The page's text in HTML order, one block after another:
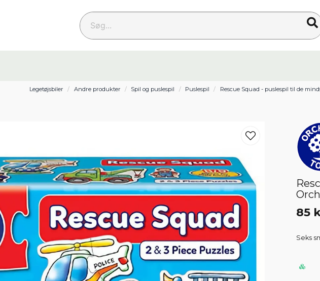
Søg...
Legetøjsbiler Andre produkter Spil og puslespil Puslespil Rescue Squad - puslespil til de
85
Seks